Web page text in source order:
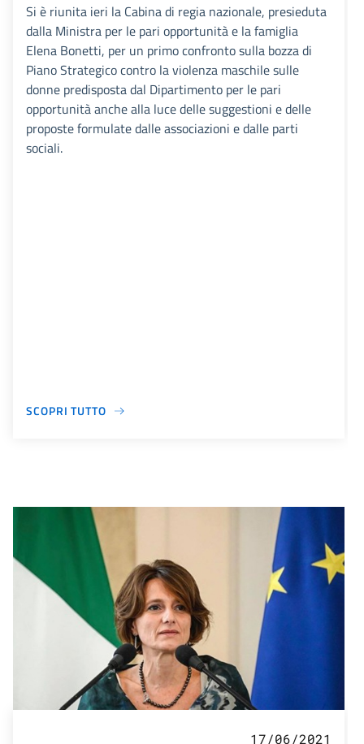
Si è riunita ieri la Cabina di regia nazionale, presieduta
dalla Ministra per le pari opportunità e la famiglia
Elena Bonetti, per un primo confronto sulla bozza di
Piano Strategico contro la violenza maschile sulle
donne predisposta dal Dipartimento per le pari
opportunità anche alla luce delle suggestioni e delle
proposte formulate dalle associazioni e dalle parti
sociali.
SCOPRI TUTTO
17/06/2021